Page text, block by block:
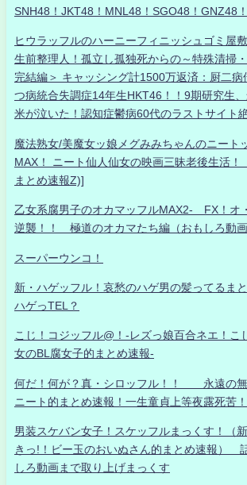
SNH48！JKT48！MNL48！SGO48！GNZ48
ヒウラッフルのハーニーフィニッシュゴミ屋
生前整理人！孤立し孤独死からの～特殊清掃
完結編＞ キャッシング計1500万返済：厨二病
つ病統合失調症14年生HKT46！！9期研究生
米が泣いた！認知症鬱病60代のラストサイト
魔法熟女/美魔女ッ娘メグみみちゃんのニート
MAX！ ニート仙人仙女の映画三昧老後生活！
まとめ速報Z)]
乙女系腐男子のオカマッフルMAX2- FX！オ
逆襲！！ 極道のオカマたち編（おもしろ動画
スーパーウンコ！
新・ハゲッフル！哀愁のハゲ男の髪ってるま
ハゲっTEL？
こじ！コジッフル@！-レズっ娘百合ネエ！こ
女のBL腐女子的まとめ速報-
何だ！何が？真・シロッフル！！ 永遠の
ニート的まとめ速報！一生童貞上等夜露死苦！
男装スケバン女子！スケッフルまっくす！（
きっ!！ビー玉のおいぬさん的まとめ速報）
しろ動画まで取り上げまっくす